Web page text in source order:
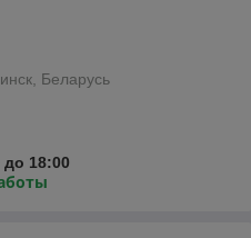
Беларусь
до 18:00